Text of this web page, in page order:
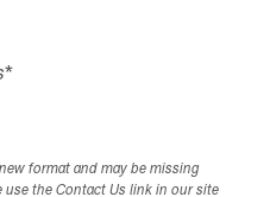
*
format and may be missing
the Contact Us link in our site